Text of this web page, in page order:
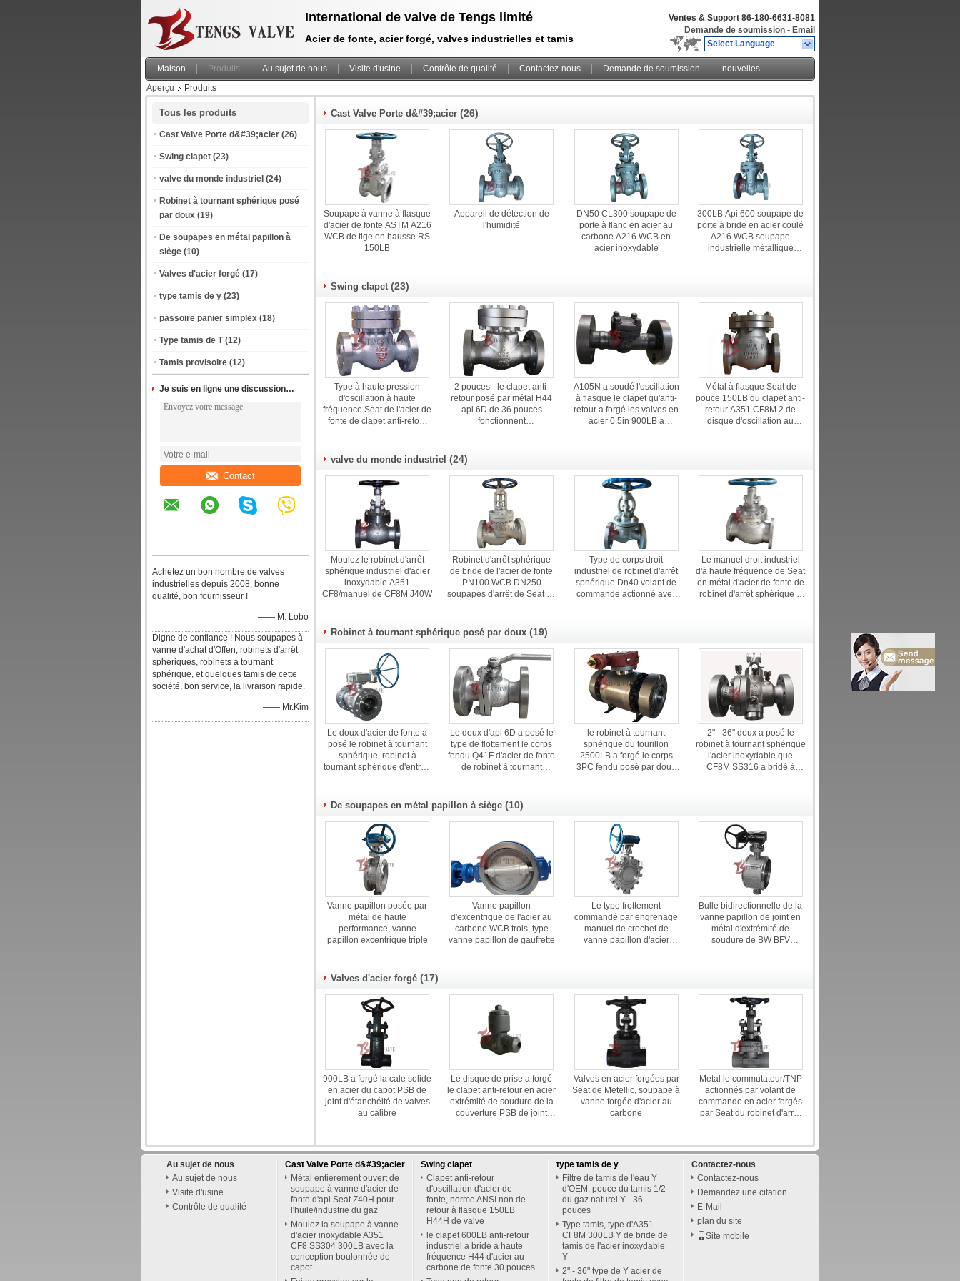
International de valve de Tengs limité
Acier de fonte, acier forgé, valves industrielles et tamis
Ventes & Support 86-180-6631-8081
Demande de soumission - Email
Select Language
Maison Produits Au sujet de nous Visite d'usine Contrôle de qualité Contactez-nous Demande de soumission
nouvelles
Aperçu
Produits
Tous les produits
Cast Valve Porte d&#39;acier (26)
Swing clapet (23)
valve du monde industriel (24)
Robinet à tournant sphérique posé
par doux (19)
De soupapes en métal papillon à
siège (10)
Valves d'acier forgé (17)
type tamis de y (23)
passoire panier simplex (18)
Type tamis de T (12)
Tamis provisoire (12)
Je suis en ligne une discussion en ligne
Contact
Achetez un bon nombre de valves
industrielles depuis 2008, bonne
qualité, bon fournisseur !
—— M. Lobo
Digne de confiance ! Nous soupapes à
vanne d'achat d'Offen, robinets d'arrêt
sphériques, robinets à tournant
sphérique, et quelques tamis de cette
société, bon service, la livraison rapide.
—— Mr.Kim
Cast Valve Porte d&#39;acier (26)
Soupape à vanne à flasque
d'acier de fonte ASTM A216
WCB de tige en hausse RS
150LB
Appareil de détection de
l'humidité
DN50 CL300 soupape de
porte à flanc en acier au
carbone A216 WCB en
acier inoxydable
300LB Api 600 soupape de
porte à bride en acier coulé
A216 WCB soupape
industrielle métallique
Swing clapet (23)
Type à haute pression
d'oscillation à haute
fréquence Seat de l'acier de
fonte de clapet anti-retour
2 pouces - le clapet anti-
retour posé par métal H44
api 6D de 36 pouces
fonctionnent
A105N a soudé l'oscillation
à flasque le clapet qu'anti-
retour a forgé les valves en
acier 0.5in 900LB a
Métal à flasque Seat de
pouce 150LB du clapet anti-
retour A351 CF8M 2 de
disque d'oscillation au
valve du monde industriel (24)
Moulez le robinet d'arrêt
sphérique industriel d'acier
inoxydable A351
CF8/manuel de CF8M J40W
Robinet d'arrêt sphérique
de bride de l'acier de fonte
PN100 WCB DN250
soupapes d'arrêt de Seat en
Type de corps droit
industriel de robinet d'arrêt
sphérique Dn40 volant de
commande actionné avec
Le manuel droit industriel
d'à haute fréquence de Seat
en métal d'acier de fonte de
robinet d'arrêt sphérique a
Robinet à tournant sphérique posé par doux (19)
Le doux d'acier de fonte a
posé le robinet à tournant
sphérique, robinet à
tournant sphérique d'entrée
Le doux d'api 6D a posé le
type de flottement le corps
fendu Q41F d'acier de fonte
de robinet à tournant
le robinet à tournant
sphérique du tourillon
2500LB a forgé le corps
3PC fendu posé par doux
2" - 36" doux a posé le
robinet à tournant sphérique
l'acier inoxydable que
CF8M SS316 a bridé à
De soupapes en métal papillon à siège (10)
Vanne papillon posée par
métal de haute
performance, vanne
papillon excentrique triple
Vanne papillon
d'excentrique de l'acier au
carbone WCB trois, type
vanne papillon de gaufrette
Le type frottement
commandé par engrenage
manuel de crochet de
vanne papillon d'acier
Bulle bidirectionnelle de la
vanne papillon de joint en
métal d'extrémité de
soudure de BW BFV
Valves d'acier forgé (17)
900LB a forgé la cale solide
en acier du capot PSB de
joint d'étanchéité de valves
au calibre
Le disque de prise a forgé
le clapet anti-retour en acier
extrémité de soudure de la
couverture PSB de joint
Valves en acier forgées par
Seat de Metellic, soupape à
vanne forgée d'acier au
carbone
Metal le commutateur/TNP
actionnés par volant de
commande en acier forgés
par Seat du robinet d'arrêt
Au sujet de nous
Au sujet de nous
Visite d'usine
Contrôle de qualité
Cast Valve Porte d&#39;acier
Métal entièrement ouvert de
soupape à vanne d'acier de
fonte d'api Seat Z40H pour
l'huile/industrie du gaz
Moulez la soupape à vanne
d'acier inoxydable A351
CF8 SS304 300LB avec la
conception boulonnée de
capot
Swing clapet
Clapet anti-retour
d'oscillation d'acier de
fonte, norme ANSI non de
retour à flasque 150LB
H44H de valve
le clapet 600LB anti-retour
industriel a bridé à haute
fréquence H44 d'acier au
carbone de fonte 30 pouces
type tamis de y
Filtre de tamis de l'eau Y
d'OEM, pouce du tamis 1/2
du gaz naturel Y - 36
pouces
Type tamis, type d'A351
CF8M 300LB Y de bride de
tamis de l'acier inoxydable
Y
2" - 36" type de Y acier de
Contactez-nous
Contactez-nous
Demandez une citation
E-Mail
plan du site
Site mobile